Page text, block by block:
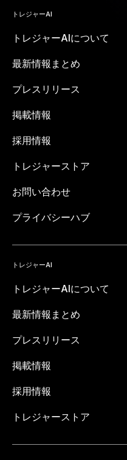
トレジャーAI
トレジャーAIについて
最新情報まとめ
プレスリリース
掲載情報
採用情報
トレジャーストア
お問い合わせ
プライバシーハブ
トレジャーAI
トレジャーAIについて
最新情報まとめ
プレスリリース
掲載情報
採用情報
トレジャーストア